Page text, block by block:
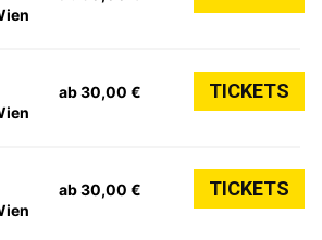
ab 30,00 € TICKETS
ab 30,00 € TICKETS